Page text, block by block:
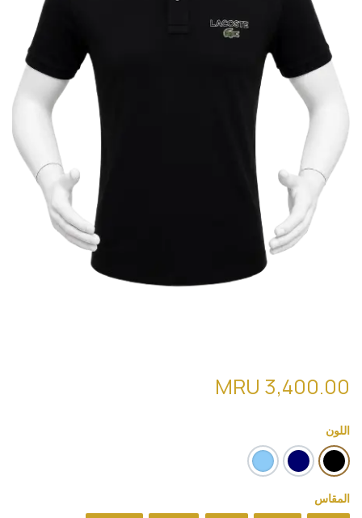
3,400.00
اللون
المقاس